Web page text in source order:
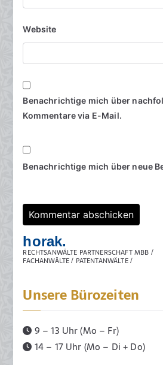
Website
Benachrichtige mich über
Kommentare via E-Mail.
Benachrichtige mich über neue
horak.
RECHTSANWÄLTE PARTNERSCHAFT MBB /
FACHANWÄLTE / PATENTANWÄLTE /
Unsere Bürozeiten
9 – 13 Uhr (Mo – Fr)
14 – 17 Uhr (Mo – Di + Do)